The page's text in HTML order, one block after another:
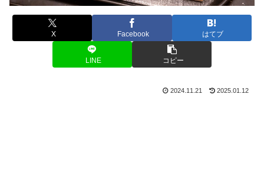
X Facebook はてブ
LINE コピー
2024.11.21 2025.01.12